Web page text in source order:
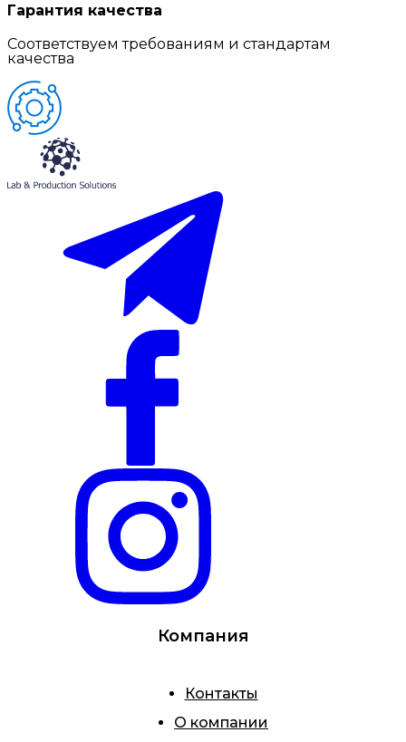
Гарантия качества
Соответствуем требованиям и стандартам
качества
Компания
Контакты
О компании